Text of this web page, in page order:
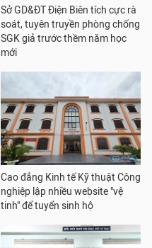
Sở GD&ĐT Điện Biên tích cực rà
soát, tuyên truyền phòng chống
SGK giả trước thềm năm học
mới
Cao đẳng Kinh tế Kỹ thuật Công
nghiệp lập nhiều website "vệ
tinh" để tuyển sinh hộ